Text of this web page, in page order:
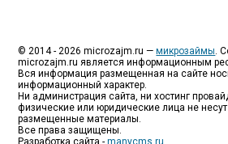
© 2014 - 2026 microzajm.ru —микрозаймы.
microzajm.ru является информационным
Вся информация размещенная на сайте
информационный характер.
Ни администрация сайта, ни хостинг
физические или юридические лица не несут
размещенные материалы.
Все права защищены.
Разработка сайта -manycms.ru